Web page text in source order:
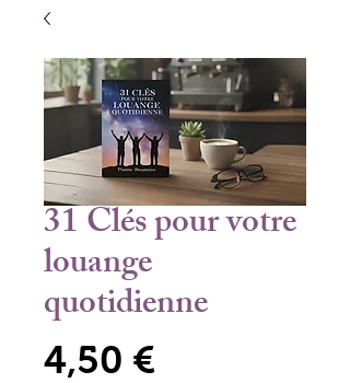
31 Clés pour votre
louange
quotidienne
4,50 €